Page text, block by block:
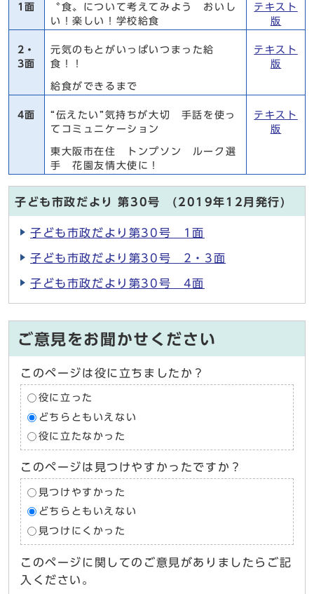
1面
〝食〟について考えてみよう おいし
い！楽しい！学校給食
テキスト
版
2・
3面
元気のもとがいっぱいつまった給
食！！
給食ができるまで
テキスト
版
4面
“伝えたい”気持ちが大切 手話を使っ
てコミュニケーション
東大阪市在住 トンプソン ルーク選
手 花園友情大使に！
テキスト
版
子ども市政だより 第30号 (2019年12月発行)
子ども市政だより第30号 1面
子ども市政だより第30号 2・3面
子ども市政だより第30号 4面
ご意見をお聞かせください
このページは役に立ちましたか？
役に立った
どちらともいえない
役に立たなかった
このページは見つけやすかったですか？
見つけやすかった
どちらともいえない
見つけにくかった
このページに関してのご意見がありましたらご記
入ください。